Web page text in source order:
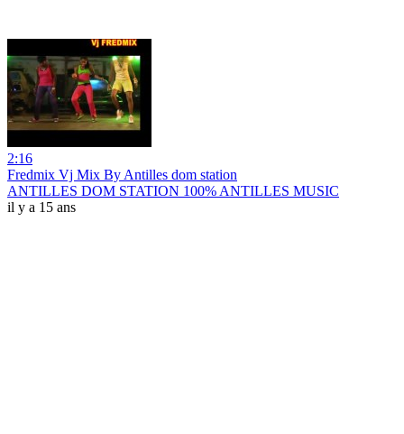
2:16
Fredmix Vj Mix By Antilles dom station
ANTILLES DOM STATION 100% ANTILLES MUSIC
il y a 15 ans